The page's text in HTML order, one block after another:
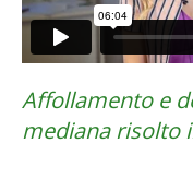
Affollamento e
mediana risolto